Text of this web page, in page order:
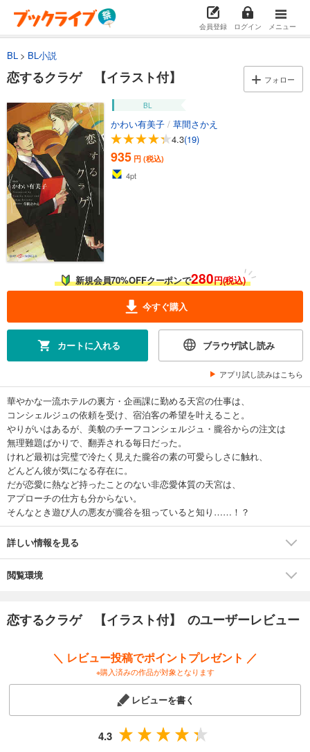
会員登録 ログイン メニュー
BL BL小説
恋するクラゲ 【イラスト付】 フォロー
BL
かわい有美子 / 草間さかえ
4.3(19)
935 円 (税込)
4pt
新規会員70%OFFクーポンで280円(税込)
今すぐ購入
カートに入れる ブラウザ試し読み
アプリ試し読みはこちら
華やかな一流ホテルの裏方・企画課に勤める天宮の仕事は、
コンシェルジュの依頼を受け、宿泊客の希望を叶えること。
やりがいはあるが、美貌のチーフコンシェルジュ・朧谷からの注文は
無理難題ばかりで、翻弄される毎日だった。
けれど最初は完璧で冷たく見えた朧谷の素の可愛らしさに触れ、
どんどん彼が気になる存在に。
だが恋愛に熱など持ったことのない非恋愛体質の天宮は、
アプローチの仕方も分からない。
そんなとき遊び人の悪友が朧谷を狙っていると知り……！？
詳しい情報を見る
閲覧環境
恋するクラゲ 【イラスト付】 のユーザーレビュー
＼ レビュー投稿でポイントプレゼント ／
※購入済みの作品が対象となります
レビューを書く
4.3